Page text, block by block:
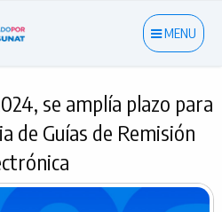
MENU
se amplía plazo para
de Guías de Remisión